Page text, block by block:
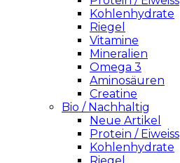
Kohlenhydrate
Riegel
Vitamine
Mineralien
Omega 3
Aminosäuren
Creatine
Bio / Nachhaltig
Neue Artikel
Protein / Eiweiss
Kohlenhydrate